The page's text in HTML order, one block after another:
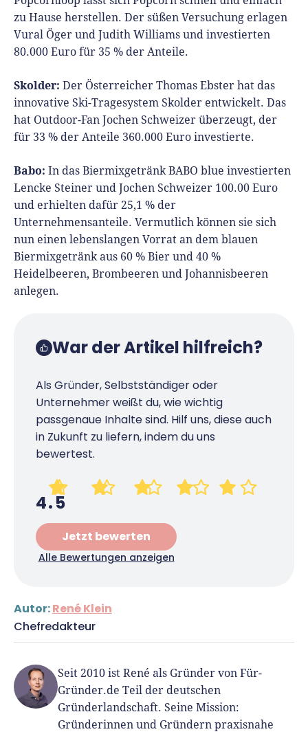
zu Hause herstellen. Der süßen Versuchung erlagen
Vural Öger und Judith Williams und investierten
80.000 Euro für 35 % der Anteile.
Skolder: Der Österreicher Thomas Ebster hat das
innovative Ski-Tragesystem Skolder entwickelt. Das
hat Outdoor-Fan Jochen Schweizer überzeugt, der
für 33 % der Anteile 360.000 Euro investierte.
Babo: In das Biermixgetränk BABO blue investierten
Lencke Steiner und Jochen Schweizer 100.00 Euro
und erhielten dafür 25,1 % der
Unternehmensanteile. Vermutlich können sie sich
nun einen lebenslangen Vorrat an dem blauen
Biermixgetränk aus 60 % Bier und 40 %
Heidelbeeren, Brombeeren und Johannisbeeren
anlegen.
War der Artikel hilfreich?
Als Gründer, Selbstständiger oder
Unternehmer weißt du, wie wichtig
passgenaue Inhalte sind. Hilf uns, diese auch
in Zukunft zu liefern, indem du uns
bewertest.
4.5
Jetzt bewerten
Alle Bewertungen anzeigen
Autor:René Klein
Chefredakteur
Seit 2010 ist René als Gründer von Für-
Gründer.de Teil der deutschen
Gründerlandschaft. Seine Mission:
Gründerinnen und Gründern praxisnahe